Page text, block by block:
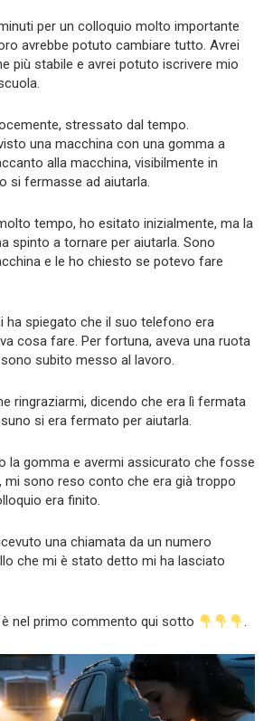
per un colloquio molto importante
avrebbe potuto cambiare tutto. Avrei
più stabile e avrei potuto iscrivere mio
stressato dal tempo.
una macchina con una gomma a
alla macchina, visibilmente in
si fermasse ad aiutarla.
tempo, ho esitato inizialmente, ma la
spinto a tornare per aiutarla. Sono
e le ho chiesto se potevo fare
ha spiegato che il suo telefono era
cosa fare. Per fortuna, aveva una ruota
subito messo al lavoro.
ringraziarmi, dicendo che era lì fermata
si era fermato per aiutarla.
la gomma e avermi assicurato che fosse
mi sono reso conto che era già troppo
era finito.
una chiamata da un numero
che mi è stato detto mi ha lasciato
nel primo commento qui sotto .